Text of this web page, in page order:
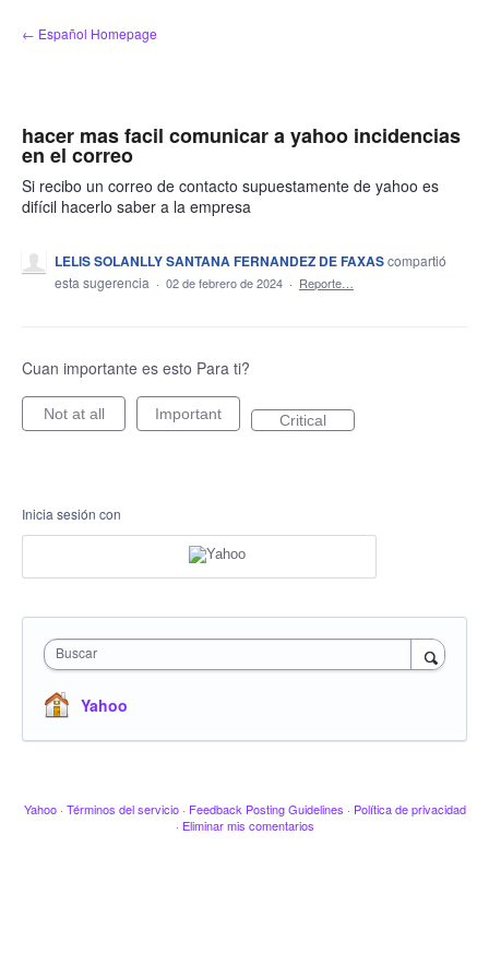
saltar
al
← Español Homepage
hacer mas facil comunicar a yahoo incidencias
en el correo
Si recibo un correo de contacto supuestamente de yahoo es
difícil hacerlo saber a la empresa
LELIS SOLANLLY SANTANA FERNANDEZ DE FAXAScompartió
esta sugerencia · 02 de febrero de 2024 · Reporte…
Cuan importante es esto Para ti?
Not at all Important Critical
Inicia sesión con
Buscar
Yahoo
Yahoo · Términos del servicio · Feedback Posting Guidelines · Política de privacidad
· Eliminar mis comentarios